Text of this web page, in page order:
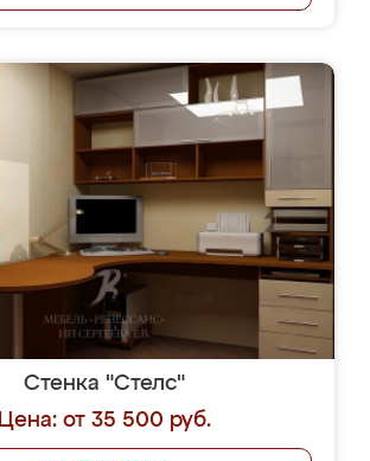
Стенка "Стелс"
Цена: от 35 500 руб.